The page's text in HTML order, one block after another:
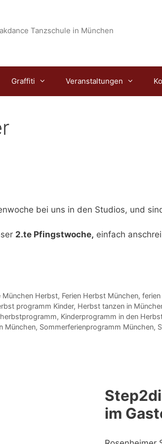
Tanzschule in München
Graffiti Veranstaltungen
bei uns in den Studios, und
2.te Pfingstwoche, einfach
München Herbst, Ferien Herbst München,
programm Kinder, Herbst tanzen in
, Kinderprogramm in den
München, Sommerferienprogramm München,
im